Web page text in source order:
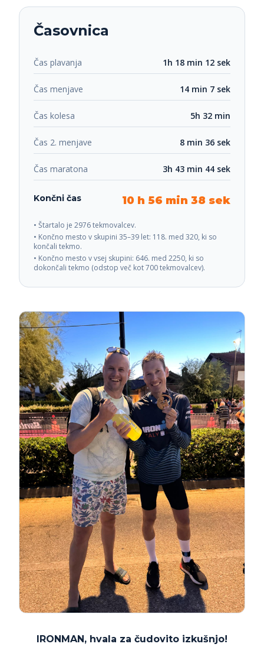
Časovnica
Čas plavanja 1h 18 min 12 sek
Čas menjave 14 min 7 sek
Čas kolesa 5h 32 min
Čas 2. menjave 8 min 36 sek
Čas maratona 3h 43 min 44 sek
Končni čas 10 h 56 min 38 sek
• Štartalo je 2976 tekmovalcev.
• Končno mesto v skupini 35–39 let: 118. med 320, ki so
končali tekmo.
• Končno mesto v vsej skupini: 646. med 2250, ki so
dokončali tekmo (odstop več kot 700 tekmovalcev).
IRONMAN, hvala za čudovito izkušnjo!